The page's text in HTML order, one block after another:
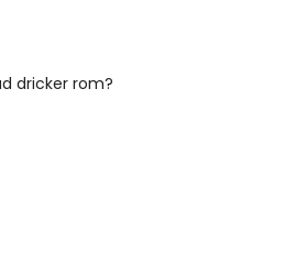
dricker rom?